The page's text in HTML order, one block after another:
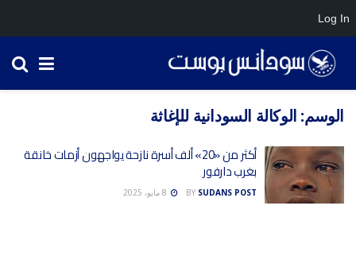
الوسم: الوكالة السودانية للإغاثة
أكثر من «20» ألف أسرة نازحة يواجهون أزمات خانقة
بغرب دارفور
BY SUDANS POST
Log In